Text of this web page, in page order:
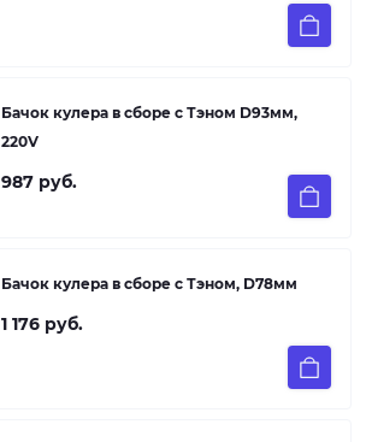
Бачок кулера в сборе с Тэном D93мм,
220V
987 руб.
Бачок кулера в сборе с Тэном, D78мм
1 176 руб.